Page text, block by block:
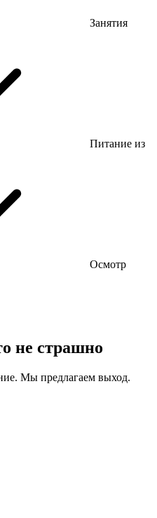
Занятия
Питание из
Осмотр
не страшно
Мы предлагаем выход.